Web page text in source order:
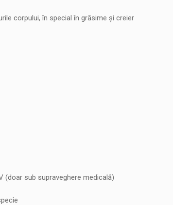
corpului, în special în grăsime și creier
(doar sub supraveghere medicală)